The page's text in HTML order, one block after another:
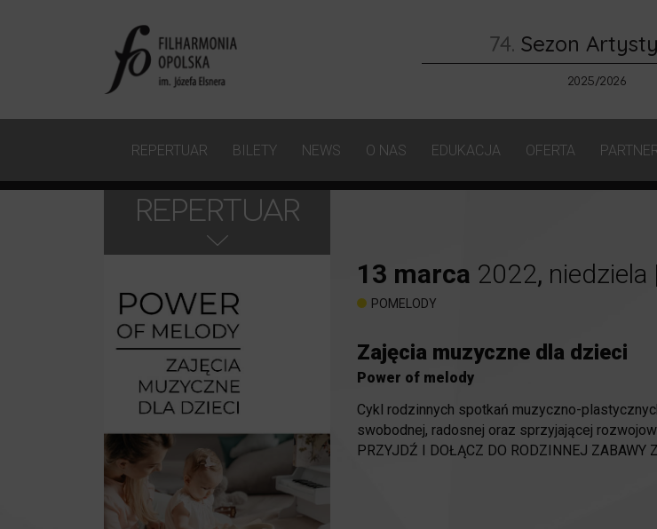
74. Sezon
2025/2026
REPERTUAR BILETY NEWS O NAS EDUKACJA OFERTA
REPERTUAR
13 marca 2022, niedziela
POMELODY
Zajęcia muzyczne dla dzieci
Power of melody
Cykl rodzinnych spotkań muzyczno-
swobodnej, radosnej oraz sprzyjającej
PRZYJDŹ I DOŁĄCZ DO RODZINNEJ ZABAWY